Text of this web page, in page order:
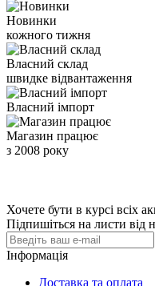
Новинки
кожного тижня
Власний склад
швидке відвантаження
Власний імпорт
Магазин працює
з 2008 року
Хочете бути в курсі всіх
Підпишіться на листи від
Інформація
Доставка та оплата